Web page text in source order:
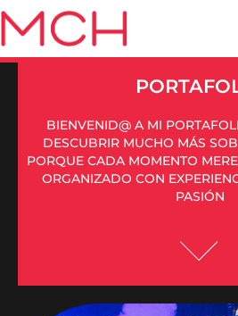
BIENVENID@ A MI
DESCUBRIR MUCHO MÁS
PORQUE CADA MOMENTO
ORGANIZADO CON
PASIÓN